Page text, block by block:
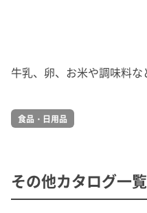
牛乳、卵、お米や調味料
食品・日用品
その他カタログ一覧